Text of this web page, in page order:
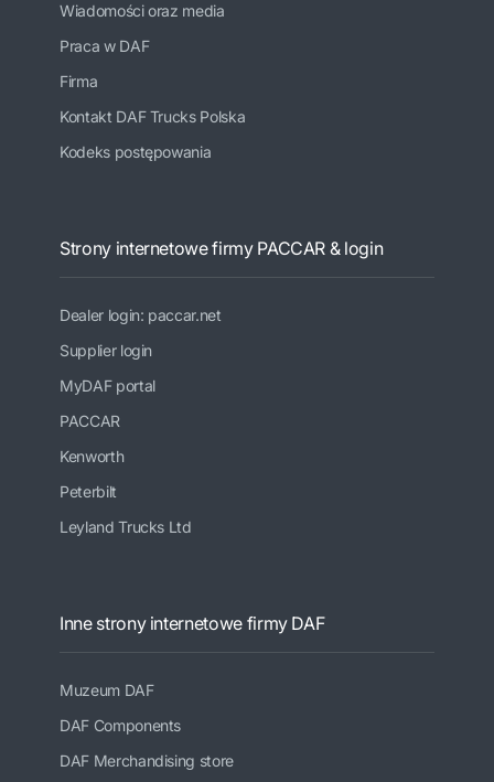
Wiadomości oraz media
Praca w DAF
Firma
Kontakt DAF Trucks Polska
Kodeks postępowania
Strony internetowe firmy PACCAR & login
Dealer login: paccar.net
Supplier login
MyDAF portal
PACCAR
Kenworth
Peterbilt
Leyland Trucks Ltd
Inne strony internetowe firmy DAF
Muzeum DAF
DAF Components
DAF Merchandising store